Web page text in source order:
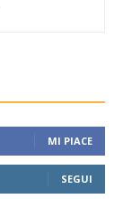
MI PIACE
SEGUI